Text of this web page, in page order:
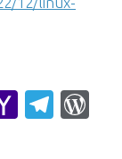
Yahoo